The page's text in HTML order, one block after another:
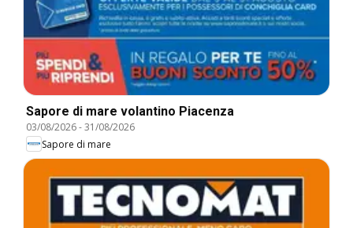
Sapore di mare volantino Piacenza
03/08/2026-31/08/2026
Sapore di mare